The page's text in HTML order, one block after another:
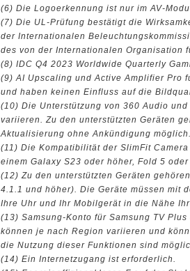
(6) Die Logoerkennung ist nur im AV-
(7) Die UL-Prüfung bestätigt die
der Internationalen
des von der Internationalen Organisation
(8) IDC Q4 2023 Worldwide Quarterly
(9) AI Upscaling und Active Amplifier Pro
und haben keinen Einfluss auf die
(10) Die Unterstützung von 360 Audio
variieren. Zu den unterstützten Geräten
Aktualisierung ohne Ankündigung möglich.
(11) Die Kompatibilität der SlimFit
einem Galaxy S23 oder höher, Fold 5
(12) Zu den unterstützten Geräten
4.1.1 und höher). Die Geräte müssen mit
Ihre Uhr und Ihr Mobilgerät in die Nähe
(13) Samsung-Konto für Samsung TV
können je nach Region variieren und
die Nutzung dieser Funktionen sind
(14) Ein Internetzugang ist erforderlich.